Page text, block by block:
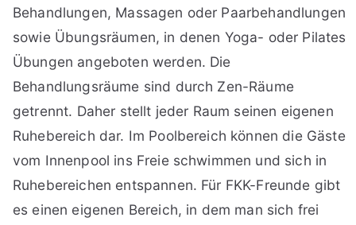
Behandlungen, Massagen oder Paarbehandlungen
sowie Übungsräumen, in denen Yoga- oder Pilates
Übungen angeboten werden. Die
Behandlungsräume sind durch Zen-Räume
getrennt. Daher stellt jeder Raum seinen eigenen
Ruhebereich dar. Im Poolbereich können die Gäste
vom Innenpool ins Freie schwimmen und sich in
Ruhebereichen entspannen. Für FKK-Freunde gibt
es einen eigenen Bereich, in dem man sich frei